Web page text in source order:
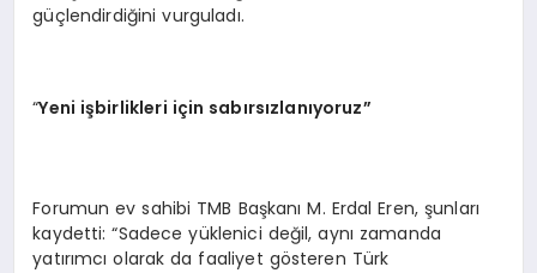
güçlendirdiğini vurguladı.
“Yeni işbirlikleri için sabırsızlanıyoruz”
Forumun ev sahibi TMB Başkanı M. Erdal Eren, şunları
kaydetti: “Sadece yüklenici değil, aynı zamanda
yatırımcı olarak da faaliyet gösteren Türk